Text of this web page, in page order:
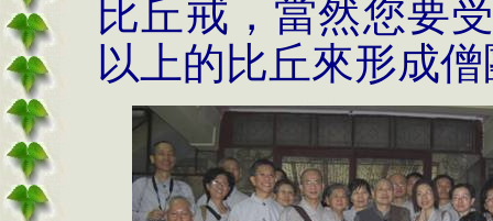
比丘戒，當然您要
以上的比丘來形成